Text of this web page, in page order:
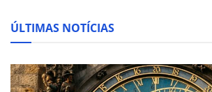
ÚLTIMAS NOTÍCIAS